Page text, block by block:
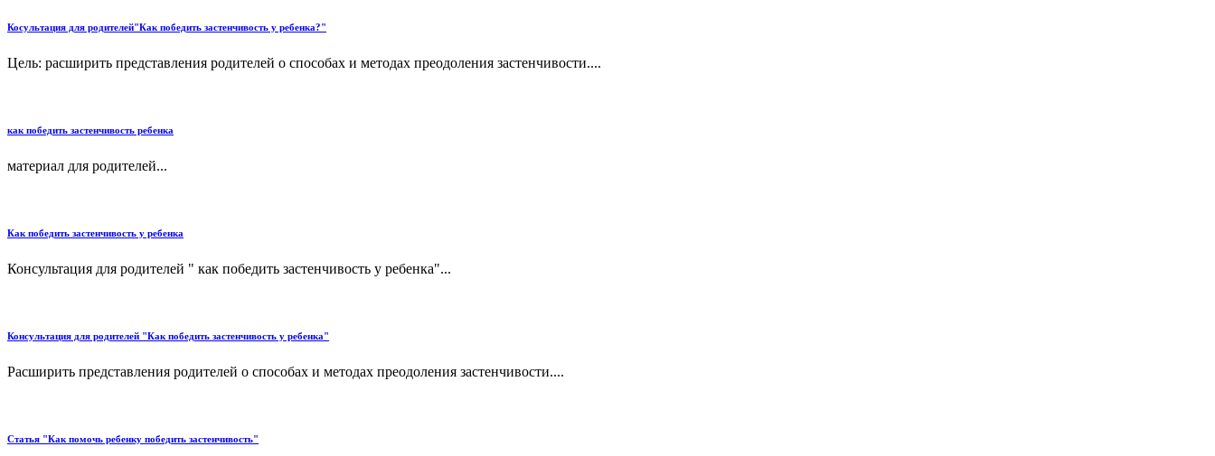
Косультация для родителей"Как победить застенчивость у ребенка?"
Цель: расширить представления родителей о способах и методах преодоления застенчивости....
как победить застенчивость ребенка
материал для родителей...
Как победить застенчивость у ребенка
Консультация для родителей " как победить застенчивость у ребенка"...
Консультация для родителей "Как победить застенчивость у ребенка"
Расширить представления родителей о способах и методах преодоления застенчивости....
Статья "Как помочь ребенку победить застенчивость"